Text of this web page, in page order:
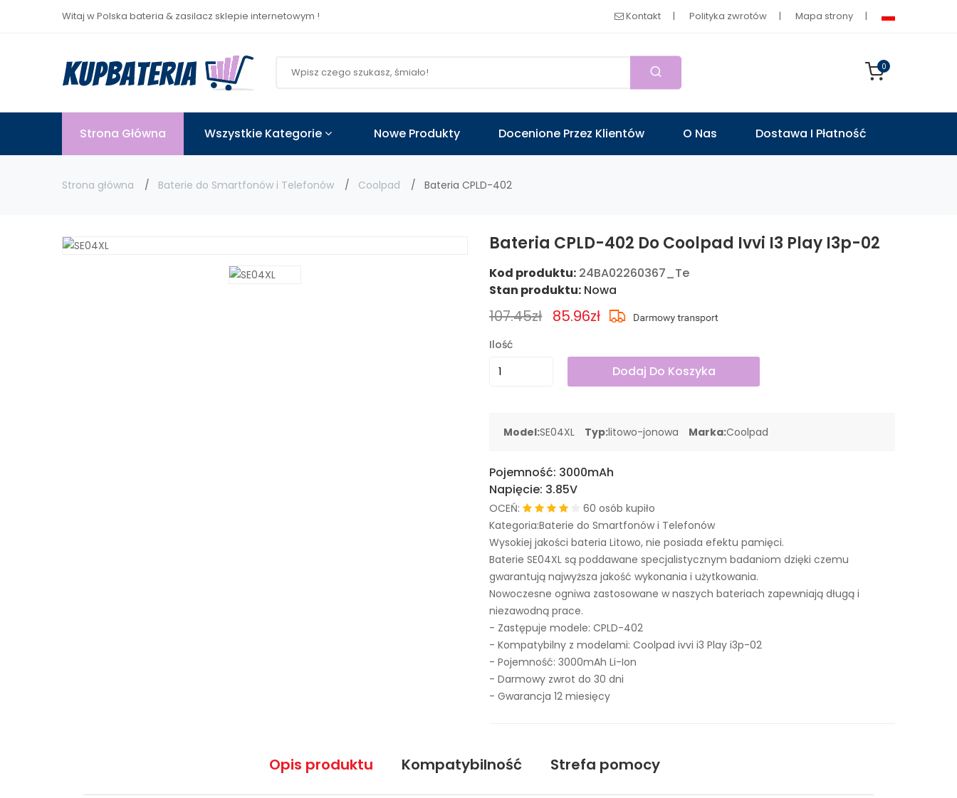
Witaj w Polska bateria & zasilacz sklepie internetowym ! Kontakt Polityka zwrotów Mapa strony
0
Strona Główna Wszystkie Kategorie Nowe Produkty Docenione Przez Klientów O Nas Dostawa I Płatność
Strona główna Baterie do Smartfonów i Telefonów Coolpad Bateria CPLD-402
Bateria CPLD-402 Do Coolpad Ivvi I3 Play I3p-02
Kod produktu: 24BA02260367_Te
Stan produktu: Nowa
107.45zł 85.96zł
Ilość
Dodaj Do Koszyka
Model:SE04XL Typ:litowo-jonowa Marka:Coolpad
Pojemność: 3000mAh
Napięcie: 3.85V
OCEŃ:
60 osób kupiło
Kategoria:Baterie do Smartfonów i Telefonów
Wysokiej jakości bateria Litowo, nie posiada efektu pamięci.
Baterie SE04XL są poddawane specjalistycznym badaniom dzięki czemu
gwarantują najwyższa jakość wykonania i użytkowania.
Nowoczesne ogniwa zastosowane w naszych bateriach zapewniają długą i
niezawodną prace.
- Zastępuje modele: CPLD-402
- Kompatybilny z modelami: Coolpad ivvi i3 Play i3p-02
- Pojemność: 3000mAh Li-Ion
- Darmowy zwrot do 30 dni
- Gwarancja 12 miesięcy
Opis produktu Kompatybilność Strefa pomocy